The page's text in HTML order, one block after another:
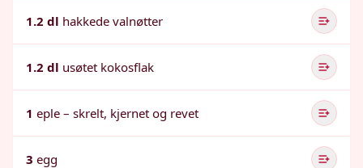
1.2 dl hakkede valnøtter
1.2 dl usøtet kokosflak
1 eple – skrelt, kjernet og revet
3 egg